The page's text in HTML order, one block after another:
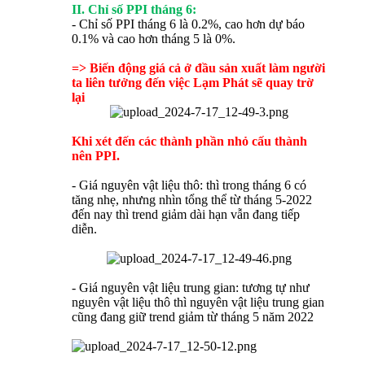
II. Chỉ số PPI tháng 6:
- Chỉ số PPI tháng 6 là 0.2%, cao hơn dự báo
0.1% và cao hơn tháng 5 là 0%.
=> Biến động giá cả ở đầu sản xuất làm người
ta liên tưởng đến việc Lạm Phát sẽ quay trờ
lại
Khi xét đến các thành phần nhỏ cấu thành
nên PPI.
- Giá nguyên vật liệu thô: thì trong tháng 6 có
tăng nhẹ, nhưng nhìn tổng thể từ tháng 5-2022
đến nay thì trend giảm dài hạn vẫn đang tiếp
diễn.
- Giá nguyên vật liệu trung gian: tương tự như
nguyên vật liệu thô thì nguyên vật liệu trung gian
cũng đang giữ trend giảm từ tháng 5 năm 2022